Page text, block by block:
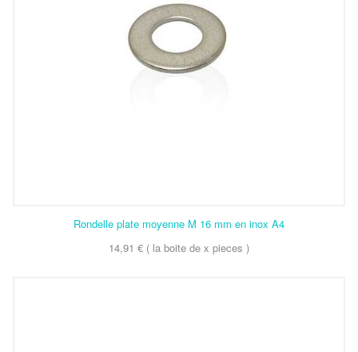
Rondelle plate moyenne M 16 mm en inox A4
14,91 € ( la boite de x pieces )